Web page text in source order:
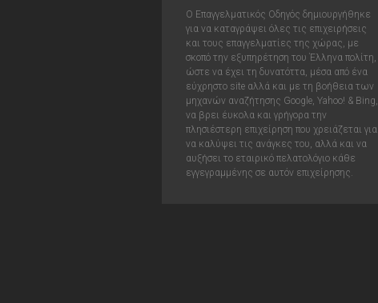
Ο Επαγγελματικός Οδηγός δημιουργήθηκε
για να καταγράψει όλες τις επιχειρήσεις
και τους επαγγελματίες της χώρας, με
σκοπό την εξυπηρέτηση του Έλληνα πολίτη,
ώστε να έχει τη δυνατόττα, μέσα από ένα
εύχρηστο site αλλά και με τη βοήθεια των
μηχανών αναζήτησης Google, Yahoo! & Bing,
να βρει έυκολα και γρήγορα την
πλησιέστερη επιχείρηση που χρειάζεται για
να καλύψει τις ανάγκες του, αλλά και να
αυξήσει το εταιρικό πελατολόγιο κάθε
εγγεγραμμένης σε αυτόν επιχείρησης.